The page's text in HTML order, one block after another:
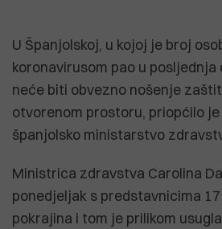
U Španjolskoj, u kojoj je broj
koronavirusom pao u posljednja
neće biti obvezno nošenje
otvorenom prostoru, priopćilo
španjolsko ministarstvo
Ministrica zdravstva Carolina
ponedjeljak s predstavnicima
pokrajina i tom je prilikom